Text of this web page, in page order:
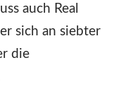
auch Real
sich an siebter
die